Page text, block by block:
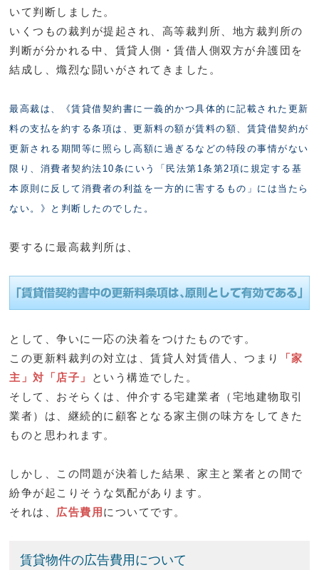
いて判断しました。
いくつもの裁判が提起され、高等裁判所、地方裁判所の
判断が分かれる中、賃貸人側・賃借人側双方が弁護団を
結成し、熾烈な闘いがされてきました。
最高裁は、《賃貸借契約書に一義的かつ具体的に記載された更新
料の支払を約する条項は、更新料の額が賃料の額、賃貸借契約が
更新される期間等に照らし高額に過ぎるなどの特段の事情がない
限り、消費者契約法10条にいう「民法第1条第2項に規定する基
本原則に反して消費者の利益を一方的に害するもの」には当たら
ない。》と判断したのでした。
要するに最高裁判所は、
として、争いに一応の決着をつけたものです。
この更新料裁判の対立は、賃貸人対賃借人、つまり
「家
主」対「店子」
という構造でした。
そして、おそらくは、仲介する宅建業者（宅地建物取引
業者）は、継続的に顧客となる家主側の味方をしてきた
ものと思われます。
しかし、この問題が決着した結果、家主と業者との間で
紛争が起こりそうな気配があります。
それは、 広告費用 についてです。
賃貸物件の広告費用について